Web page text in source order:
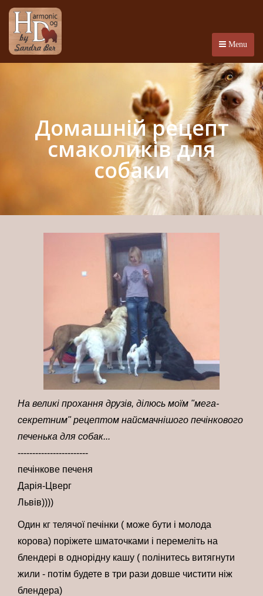
Menu
Домашній рецепт
смаколиків для
собаки
На великі прохання друзів, ділюсь моїм "мега-
секретним" рецептом найсмачнішого печінкового
печенька для собак...
------------------------
печінкове печеня
Дарія-Цверг
Львів))))
Один кг телячої печінки ( може бути і молода
корова) поріжете шматочками і перемеліть на
блендері в однорідну кашу ( полінитесь витягнути
жили - потім будете в три рази довше чистити ніж
блендера)